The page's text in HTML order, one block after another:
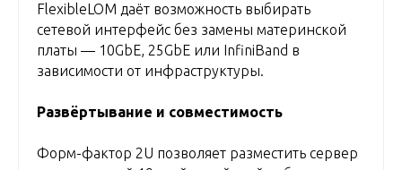
FlexibleLOM даёт возможность выбирать
сетевой интерфейс без замены материнской
платы — 10GbE, 25GbE или InfiniBand в
зависимости от инфраструктуры.
Развёртывание и совместимость
Форм-фактор 2U позволяет разместить сервер